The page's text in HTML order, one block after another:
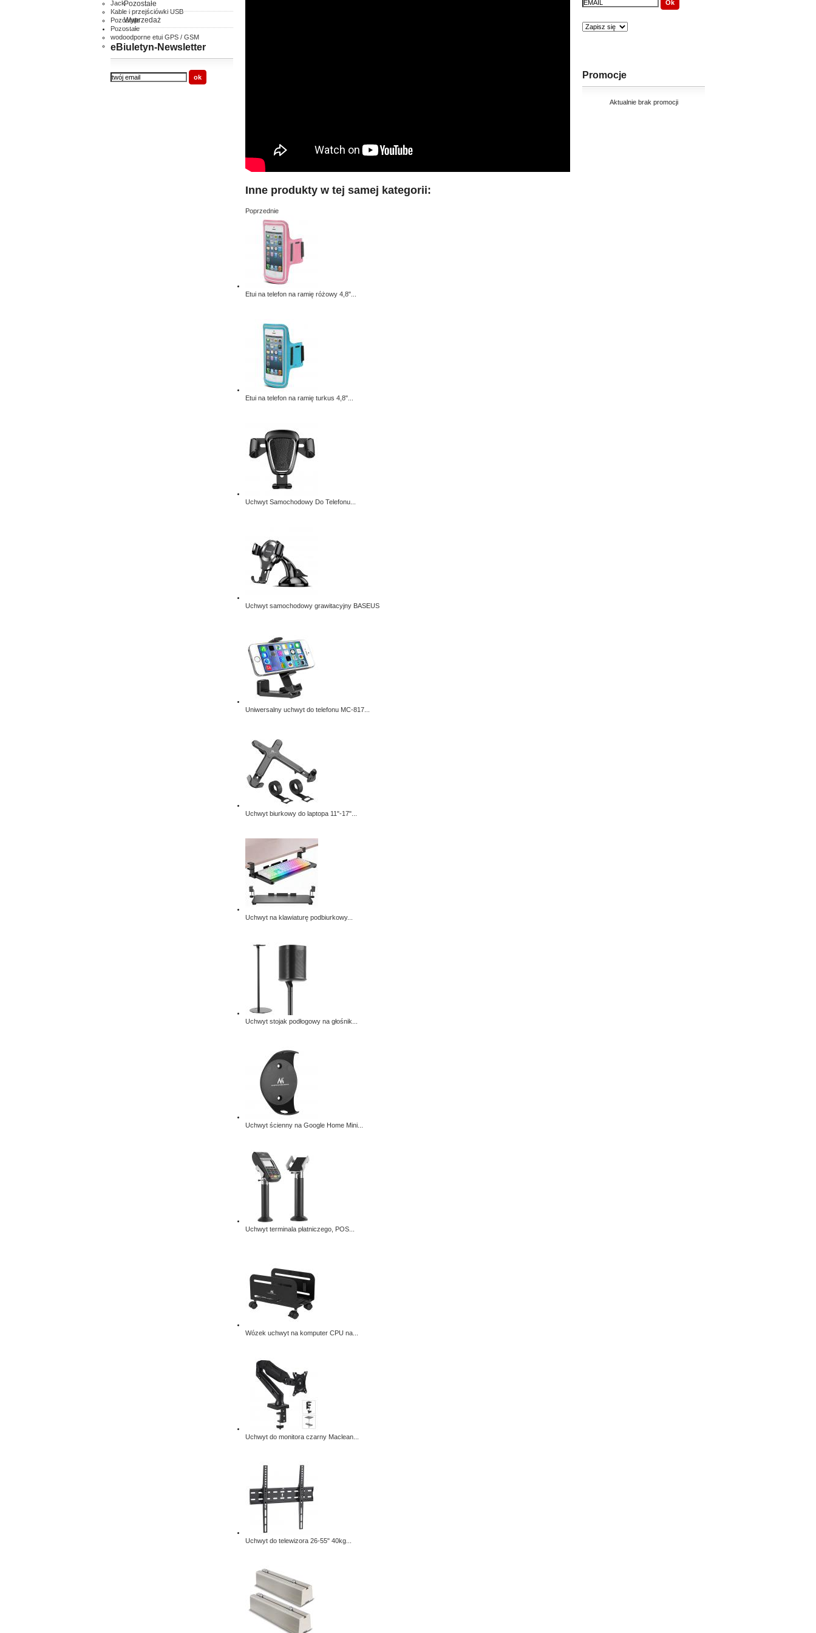
Jack
Kable i przejściówki USB
Pozostałe
Pozostałe
wodoodporne etui GPS / GSM
inne
Pozostałe
Wyprzedaż
eBiuletyn-Newsletter
Inne produkty w tej samej kategorii:
Poprzednie
Etui na telefon na ramię różowy 4,8"...
Etui na telefon na ramię turkus 4,8"...
Uchwyt Samochodowy Do Telefonu...
Uchwyt samochodowy grawitacyjny BASEUS
Uniwersalny uchwyt do telefonu MC-817...
Uchwyt biurkowy do laptopa 11"-17"...
Uchwyt na klawiaturę podbiurkowy...
Uchwyt stojak podłogowy na głośnik...
Uchwyt ścienny na Google Home Mini...
Uchwyt terminala płatniczego, POS...
Wózek uchwyt na komputer CPU na...
Uchwyt do monitora czarny Maclean...
Uchwyt do telewizora 26-55" 40kg...
Promocje
Aktualnie brak promocji